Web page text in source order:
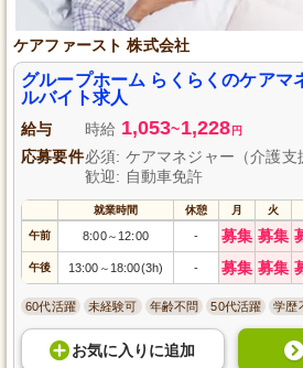
ケアファースト 株式会社
グループホーム らくらくのケアマ
ルバイト求人
給与 時給 1,053~1,228 円
応募要件必須: ケアマネジャー（介護支
歓迎: 自動車免許
就業時間 休憩 月 火
午前 8:00～ 12:00 - 募集 募集
午後 13:00 ～ 18:00(3h) - 募集 募集
60代活躍 未経験可 年齢不問 50代活躍 学歴
お気に入り に追加